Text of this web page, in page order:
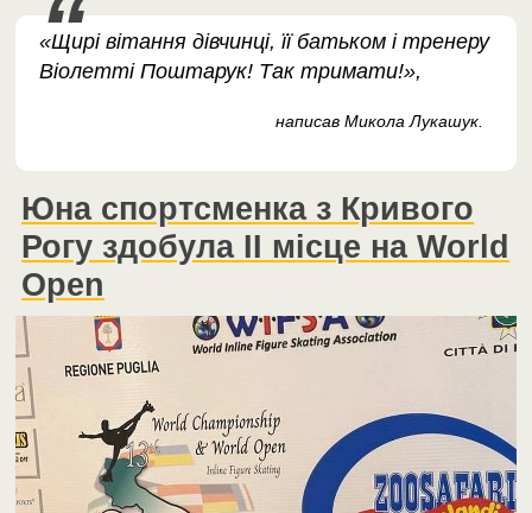
«Щирі вітання дівчинці, її батьком і тренеру
Віолетті Поштарук! Так тримати!»,
написав Микола Лукашук.
Юна спортсменка з Кривого
Рогу здобула II місце на World
Open